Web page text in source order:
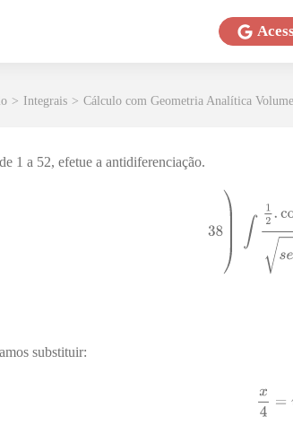
> Integrais > Cálculo com Geometria Analítica
1 a 52, efetue a antidiferenciação.
substituir: